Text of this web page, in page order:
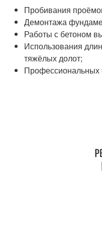
Пробивания
Демонтажа
Работы с бетоном
Использования
тяжёлых долот;
Профессиональных